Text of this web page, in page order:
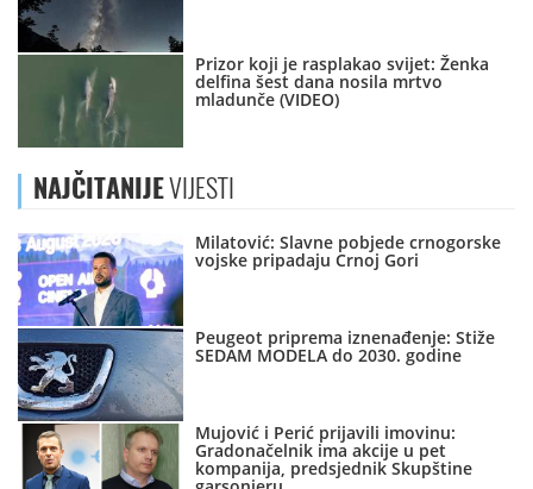
Prizor koji je rasplakao svijet: Ženka
delfina šest dana nosila mrtvo
mladunče (VIDEO)
NAJČITANIJEVIJESTI
Milatović: Slavne pobjede crnogorske
vojske pripadaju Crnoj Gori
Peugeot priprema iznenađenje: Stiže
SEDAM MODELA do 2030. godine
Mujović i Perić prijavili imovinu:
Gradonačelnik ima akcije u pet
kompanija, predsjednik Skupštine